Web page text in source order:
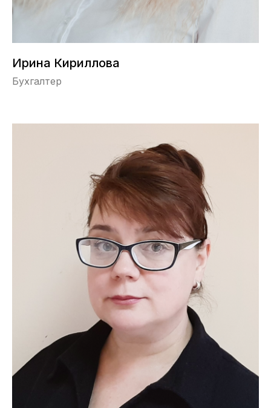
Ирина Кириллова
Бухгалтер